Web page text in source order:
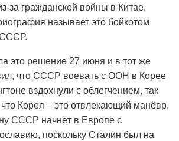
за гражданской войны в Китае.
называет это бойкотом
это решение 27 июня и в тот же
что СССР воевать с ООН в Корее
вздохнули с облегчением, так
что Корея – это отвлекающий манёвр,
СССР начнёт в Европе с
поскольку Сталин был на